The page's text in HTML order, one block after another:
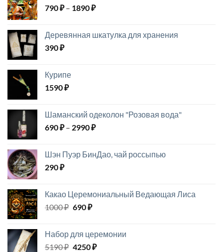
790₽ – 1890₽Диапазон
–
Деревянная шкатулка для хранения
390₽
Курипе
1590₽
Шаманский одеколон "Розовая вода"
690₽ – 2990₽Диапазон
–
Шэн Пуэр БинДао, чай россыпью
290₽
Какао Церемониальный Ведающая Лиса
1000₽ Первоначальная
1000 ₽.
690₽Текущая
Набор для церемонии
5190₽ Первоначальная
4250₽Текущая